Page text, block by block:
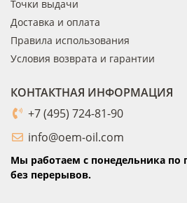
Точки выдачи
Доставка и оплата
Правила использования
Условия возврата и гарантии
КОНТАКТНАЯ ИНФОРМАЦИЯ
+7 (495) 724-81-90
info@oem-oil.com
Мы работаем с понедельника по
без перерывов.